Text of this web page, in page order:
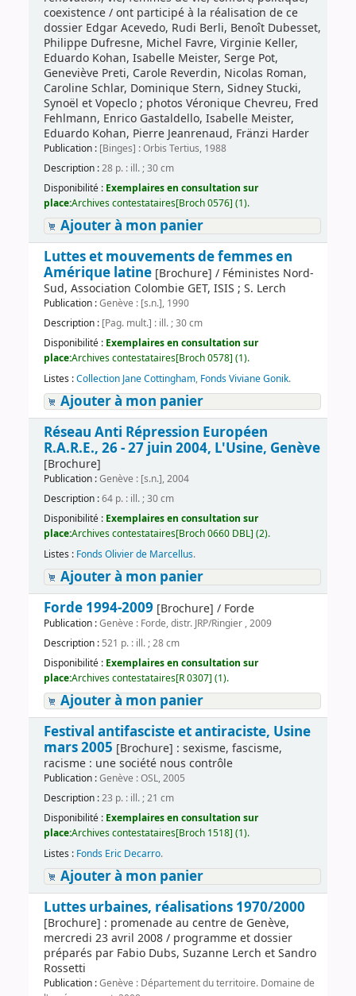
coexistence / ont participé à la réalisation de ce
dossier Edgar Acevedo, Rudi Berli, Benoît Dubesset,
Philippe Dufresne, Michel Favre, Virginie Keller,
Eduardo Kohan, Isabelle Meister, Serge Pot,
Geneviève Preti, Carole Reverdin, Nicolas Roman,
Caroline Schlar, Dominique Stern, Sidney Stucki,
Synoël et Vopeclo ; photos Véronique Chevreu, Fred
Fehlmann, Enrico Gastaldello, Isabelle Meister,
Eduardo Kohan, Pierre Jeanrenaud, Fränzi Harder
Publication : [Binges] : Orbis Tertius, 1988
Description :28 p. : ill. ; 30 cm
Disponibilité : Exemplaires en consultation sur
place:Archives contestataires[Broch 0576] (1).
Ajouter à mon panier
Luttes et mouvements de femmes en
Amérique latine[Brochure] / Féministes Nord-
Sud, Association Colombie GET, ISIS ; S. Lerch
Publication :Genève : [s.n.], 1990
Description : [Pag. mult.] : ill. ; 30 cm
Disponibilité : Exemplaires en consultation sur
place:Archives contestataires[Broch 0578] (1).
Listes :Collection Jane Cottingham, Fonds Viviane Gonik.
Ajouter à mon panier
Réseau Anti Répression Européen
R.A.R.E., 26 - 27 juin 2004, L'Usine, Genève
[Brochure]
Publication :Genève : [s.n.], 2004
Description :64 p. : ill. ; 30 cm
Disponibilité : Exemplaires en consultation sur
place:Archives contestataires[Broch 0660 DBL] (2).
Listes : Fonds Olivier de Marcellus.
Ajouter à mon panier
Forde 1994-2009 [Brochure] / Forde
Publication :Genève : Forde, distr. JRP/Ringier , 2009
Description : 521 p. : ill. ; 28 cm
Disponibilité : Exemplaires en consultation sur
place:Archives contestataires[R 0307] (1).
Ajouter à mon panier
Festival antifasciste et antiraciste, Usine
mars 2005 [Brochure] : sexisme, fascisme,
racisme : une société nous contrôle
Publication :Genève : OSL, 2005
Description :23 p. : ill. ; 21 cm
Disponibilité : Exemplaires en consultation sur
place:Archives contestataires[Broch 1518] (1).
Listes : Fonds Eric Decarro.
Ajouter à mon panier
Luttes urbaines, réalisations 1970/2000
[Brochure] : promenade au centre de Genève,
mercredi 23 avril 2008 / programme et dossier
préparés par Fabio Dubs, Suzanne Lerch et Sandro
Rossetti
Publication :Genève : Département du territoire. Domaine de